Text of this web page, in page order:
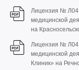
Лицензия №
медицинской
на
Лицензия №
медицинской
Клиник» на